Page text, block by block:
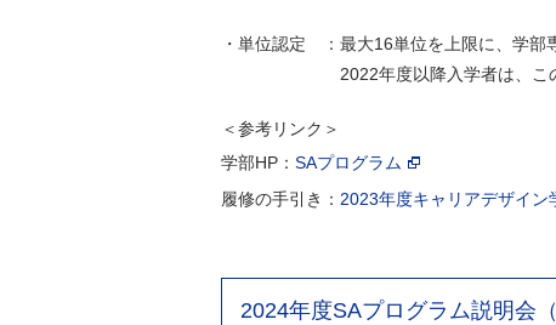
・単位認定 ：最大16単位を上限に、学
2022年度以降入学者は、このうち4
＜参考リンク＞
学部HP： SAプログラム
履修の手引き： 2023年度キャリアデザイン
2024年度SAプログラム説明会